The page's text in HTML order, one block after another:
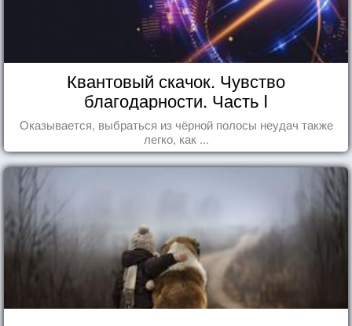
Квантовый скачок. Чувство
благодарности. Часть I
Оказывается, выбраться из чёрной полосы неудач также
легко, как ...